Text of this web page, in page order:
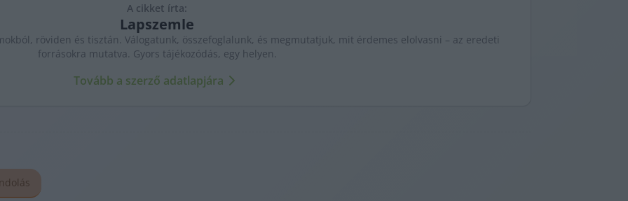
A cikket írta:
Lapszemle
röviden és tisztán. Válogatunk, összefoglalunk, és megmutatjuk, mit érdemes elolvasni – az eredeti
forrásokra mutatva. Gyors tájékozódás, egy helyen.
Tovább a szerző adatlapjára